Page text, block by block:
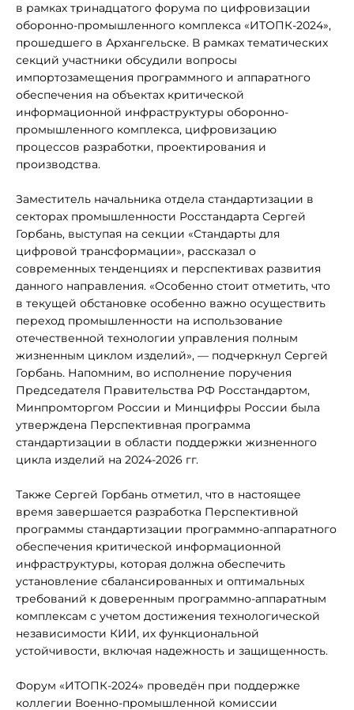
в рамках тринадцатого форума по цифровизации
оборонно-промышленного комплекса «ИТОПК-2024»,
прошедшего в Архангельске. В рамках тематических
секций участники обсудили вопросы
импортозамещения программного и аппаратного
обеспечения на объектах критической
информационной инфраструктуры оборонно-
промышленного комплекса, цифровизацию
процессов разработки, проектирования и
производства.
Заместитель начальника отдела стандартизации в
секторах промышленности Росстандарта Сергей
Горбань, выступая на секции «Стандарты для
цифровой трансформации», рассказал о
современных тенденциях и перспективах развития
данного направления. «Особенно стоит отметить, что
в текущей обстановке особенно важно осуществить
переход промышленности на использование
отечественной технологии управления полным
жизненным циклом изделий», — подчеркнул Сергей
Горбань. Напомним, во исполнение поручения
Председателя Правительства РФ Росстандартом,
Минпромторгом России и Минцифры России была
утверждена Перспективная программа
стандартизации в области поддержки жизненного
цикла изделий на 2024-2026 гг.
Также Сергей Горбань отметил, что в настоящее
время завершается разработка Перспективной
программы стандартизации программно-аппаратного
обеспечения критической информационной
инфраструктуры, которая должна обеспечить
установление сбалансированных и оптимальных
требований к доверенным программно-аппаратным
комплексам с учетом достижения технологической
независимости КИИ, их функциональной
устойчивости, включая надежность и защищенность.
Форум «ИТОПК-2024» проведён при поддержке
коллегии Военно-промышленной комиссии